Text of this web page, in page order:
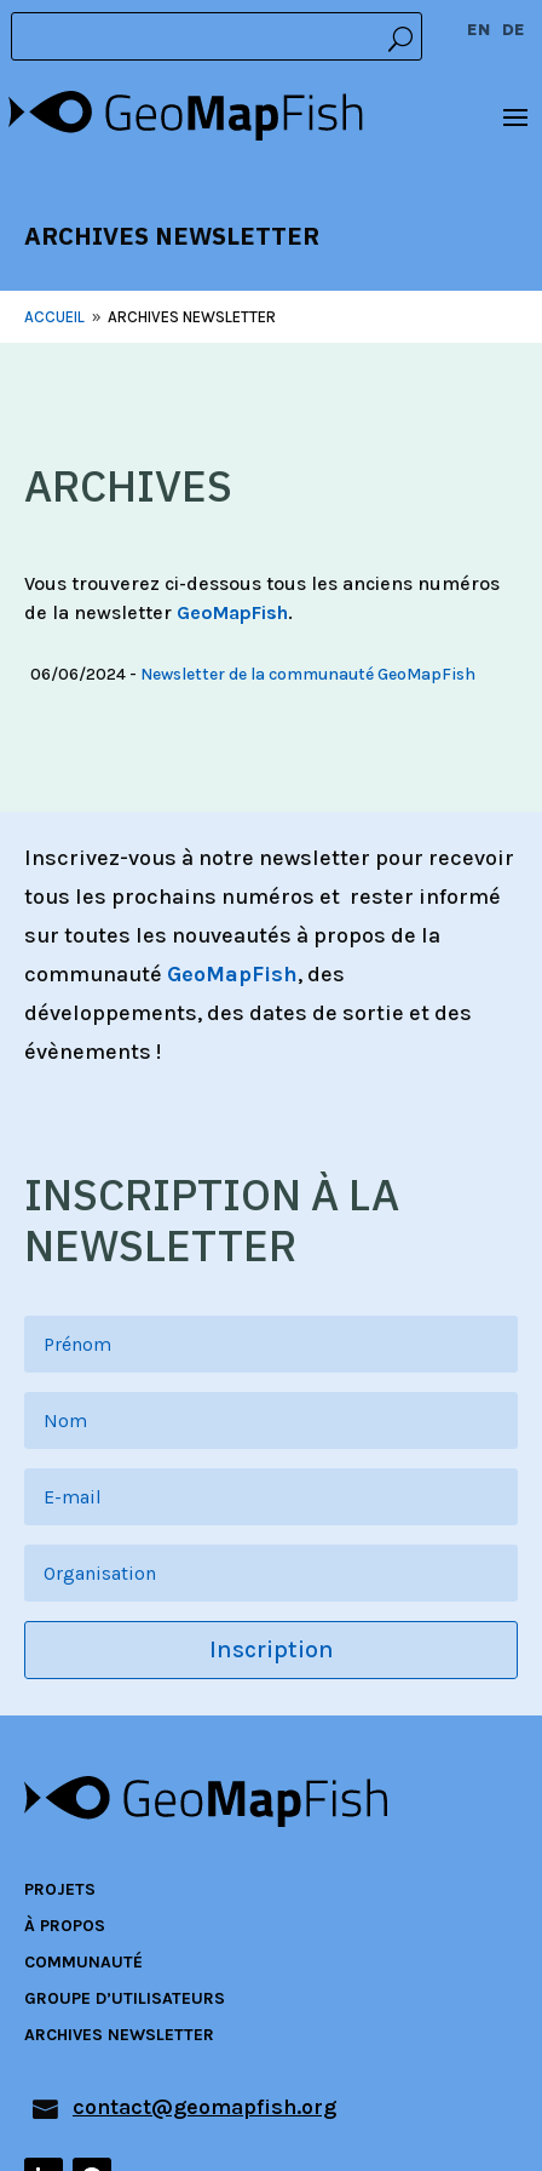
ARCHIVES NEWSLETTER
ACCUEIL 9 ARCHIVES NEWSLETTER
EN DE
ARCHIVES
Vous trouverez ci-dessous tous les anciens numéros
de la newsletter GeoMapFish.
06/06/2024 - Newsletter de la communauté GeoMapFish
Inscrivez-vous à notre newsletter pour recevoir
tous les prochains numéros et rester informé
sur toutes les nouveautés à propos de la
communauté GeoMapFish, des
développements, des dates de sortie et des
évènements !
INSCRIPTION À LA
NEWSLETTER
Inscription
PROJETS
À PROPOS
COMMUNAUTÉ
GROUPE D’UTILISATEURS
ARCHIVES NEWSLETTER
contact@geomapfish.org